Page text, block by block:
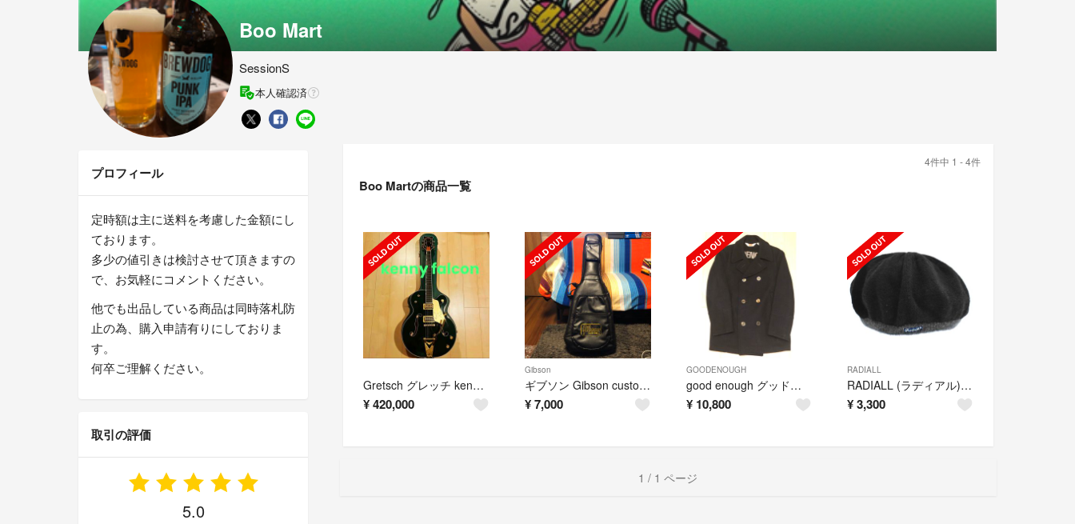
Boo Mart
SessionS
本人確認済
4件中 1 - 4件
Boo Martの商品一覧
Gretsch グレッチ kenny falcon ケニーファルコン
¥420,000
Gibson
ギブソン Gibson custom ギグケース ギグバック
¥7,000
GOODENOUGH
good enough グッドイナフ Pコート
¥ 10,800
RADIALL
RADIALL (ラディアル) TAM ニットタム
¥3,300
1 / 1 ページ
プロフィール
定時額は主に送料を考慮した金額にし
ております。
多少の値引きは検討させて頂きますの
で、お気軽にコメントください。
他でも出品している商品は同時落札防
止の為、購入申請有りにしておりま
す。
何卒ご理解ください。
取引の評価
5.0